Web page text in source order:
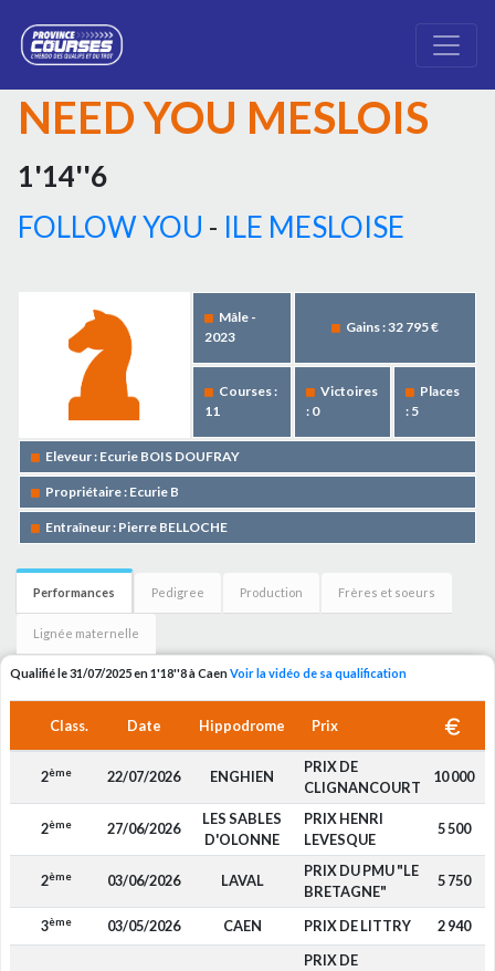
NEED YOU MESLOIS
1'14''6
FOLLOW YOU - ILE MESLOISE
Mâle -
2023
Gains : 32 795 €
Courses :
11
Victoires
: 0
Places
: 5
Eleveur : Ecurie BOIS DOUFRAY
Propriétaire : Ecurie B
Entraîneur : Pierre BELLOCHE
Performances Pedigree Production Frères et soeurs
Lignée maternelle
Qualifié le 31/07/2025 en 1'18''8 à CaenVoir la vidéo de sa qualification
Class. Date Hippodrome Prix
2ème 22/07/2026 ENGHIEN
PRIX DE
CLIGNANCOURT
10 000
2ème 27/06/2026
LES SABLES
D'OLONNE
PRIX HENRI
LEVESQUE
5 500
2ème 03/06/2026 LAVAL
PRIX DU PMU "LE
BRETAGNE"
5 750
3ème 03/05/2026 CAEN PRIX DE LITTRY 2 940
PRIX DE